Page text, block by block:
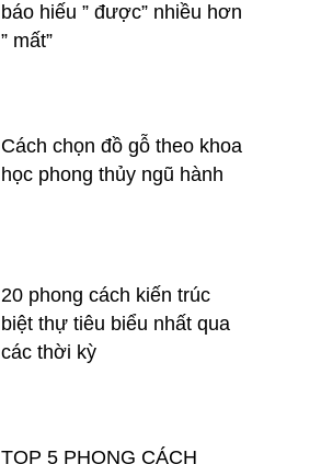
báo hiếu ” được” nhiều hơn
” mất”
Cách chọn đồ gỗ theo khoa
học phong thủy ngũ hành
20 phong cách kiến trúc
biệt thự tiêu biểu nhất qua
các thời kỳ
TOP 5 PHONG CÁCH